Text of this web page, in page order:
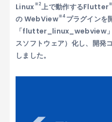
Linux※2上で動作するFlutter
の WebView※4 プラグインを
「flutter_linux_webview」
スソフトウェア）化し、開発
しました。